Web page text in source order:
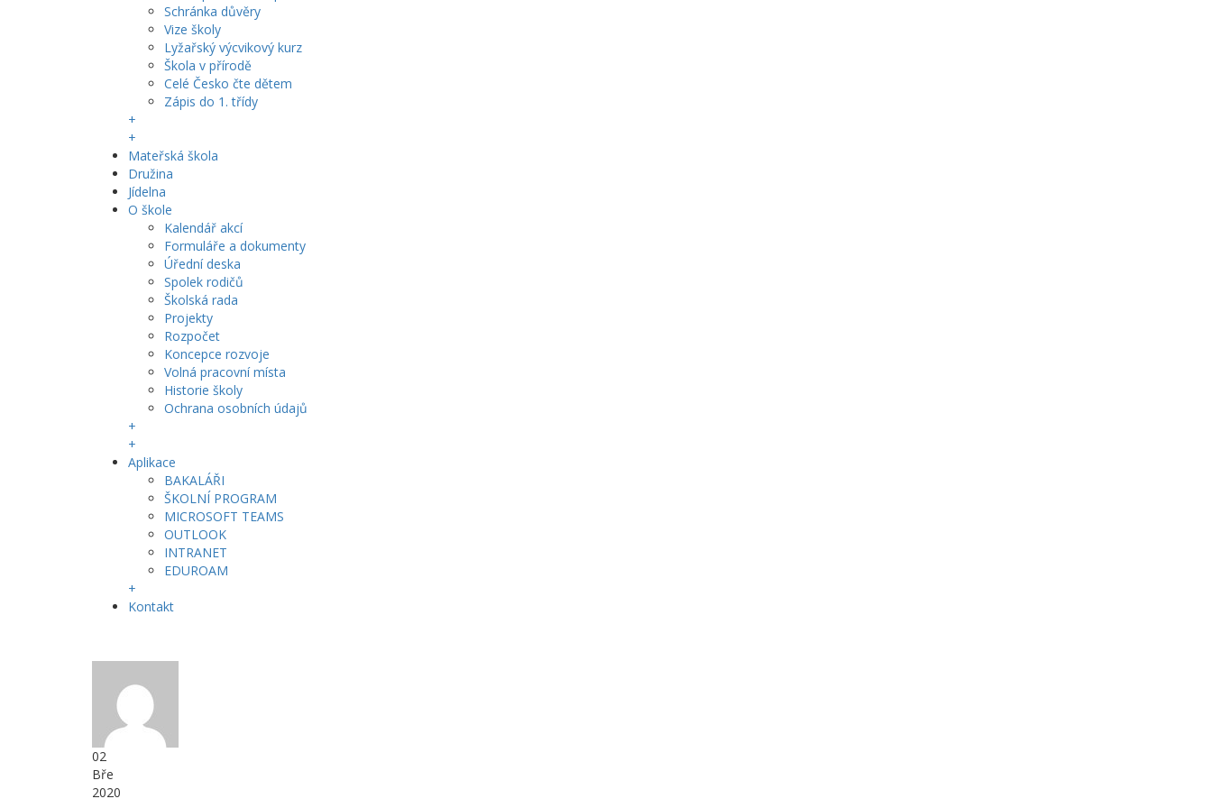
Schránka důvěry
Vize školy
Lyžařský výcvikový kurz
Škola v přírodě
Celé Česko čte dětem
Zápis do 1. třídy
+
+
Mateřská škola
Družina
Jídelna
O škole
Kalendář akcí
Formuláře a dokumenty
Úřední deska
Spolek rodičů
Školská rada
Projekty
Rozpočet
Koncepce rozvoje
Volná pracovní místa
Historie školy
Ochrana osobních údajů
+
+
Aplikace
BAKALÁŘI
ŠKOLNÍ PROGRAM
MICROSOFT TEAMS
OUTLOOK
INTRANET
EDUROAM
+
Kontakt
02
Bře
2020